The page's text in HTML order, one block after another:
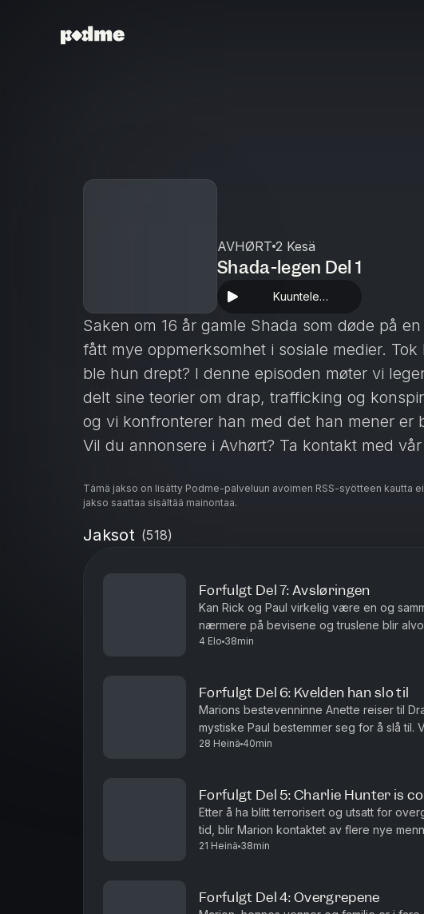
AVHØRT 2 Kesä
Shada-legen Del 1
Kuuntele
Saken om 16 år gamle Shada som døde på
fått mye oppmerksomhet i sosiale medier.
ble hun drept? I denne episoden møter vi
delt sine teorier om drap, trafficking og
og vi konfronterer han med det han mener er
Vil du annonsere i Avhørt? Ta kontakt med
Batong Media AS har redaktøransvar for
Hosted on Acast. See
Tämä jakso on lisätty Podme-palveluun avoimen RSS-syötteen kautta
jakso saattaa sisältää mainontaa.
Jaksot (518)
Forfulgt Del 7: Avsløringen
Kan Rick og Paul virkelig være en og
nærmere på bevisene og truslene blir
spredt på nettet.Vil du annonsere i Avhørt?
4 Elo 38min
Forfulgt Del 6: Kvelden han slo til
Marions bestevenninne Anette reiser til
mystiske Paul bestemmer seg for å slå til.
kontakt med vår salgspartner Acast.Batong
28 Heinä 40min
Forfulgt Del 5: Charlie Hunter is
Etter å ha blitt terrorisert og utsatt for
tid, blir Marion kontaktet av flere nye
Hunter.Vil du annonsere i Avhørt? Ta
21 Heinä 38min
Forfulgt Del 4: Overgrepene